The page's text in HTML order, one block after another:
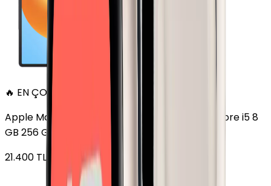
🔥 EN ÇOK SATAN
Apple MacBook Air 13" (13-inch, 2020) 1.1 GHz Core i5 8
GB 256 GB Altın
21.400 TL'den başlayan fiyatlar